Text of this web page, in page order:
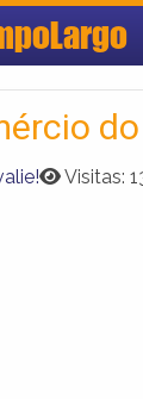
Visitas: